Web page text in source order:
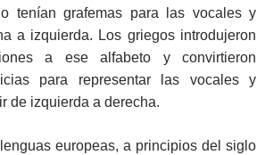
tenían grafemas para las vocales y
a izquierda. Los griegos introdujeron
a ese alfabeto y convirtieron
para representar las vocales y
de izquierda a derecha.
europeas, a principios del siglo